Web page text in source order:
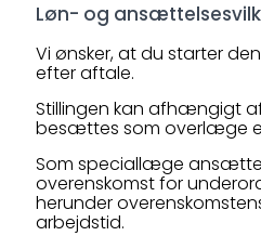
Løn- og
Vi ønsker, at du starter
efter aftale.
Stillingen kan afhængigt
besættes som overlæge
Som speciallæge
overenskomst for
herunder
arbejdstid.